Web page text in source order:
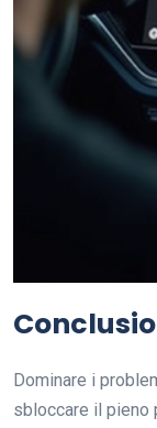
Dominare i
sbloccare il pieno